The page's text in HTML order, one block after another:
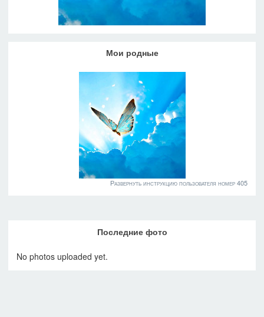
Мои родные
Развернуть инструкцию пользователя номер 405
Последние фото
No photos uploaded yet.